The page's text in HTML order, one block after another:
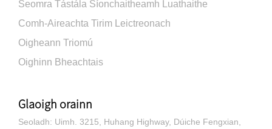
Seomra Tástála Síonchaitheamh Luathaithe
Comh-Aireachta Tirim Leictreonach
Oigheann Triomú
Oighinn Bheachtais
Glaoigh orainn
Seoladh: Uimh. 3215, Huhang Highway, Dúiche Fengxian,